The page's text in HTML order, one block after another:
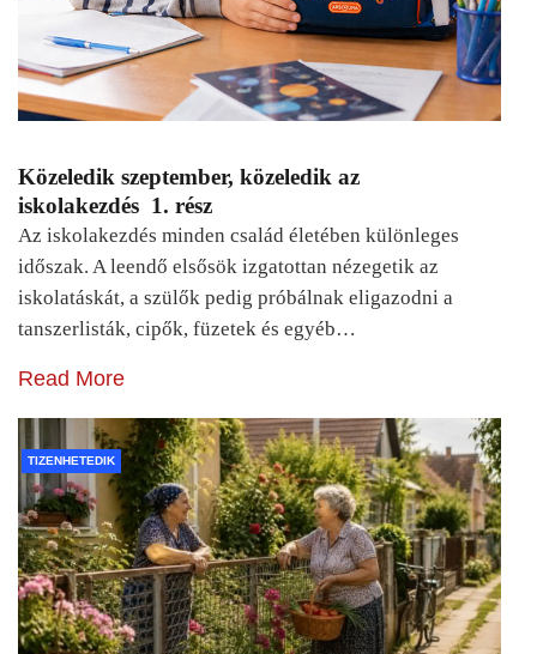
Közeledik szeptember, közeledik az
iskolakezdés 1. rész
Az iskolakezdés minden család életében különleges
időszak. A leendő elsősök izgatottan nézegetik az
iskolatáskát, a szülők pedig próbálnak eligazodni a
tanszerlisták, cipők, füzetek és egyéb…
Read More
TIZENHETEDIK